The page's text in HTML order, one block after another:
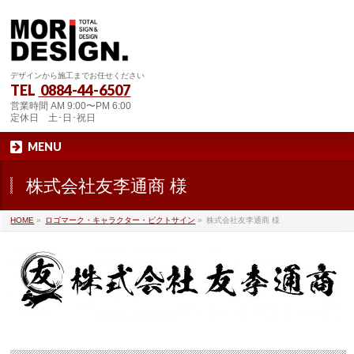
デザインから施工までお任せください
TEL 0884-44-6507
営業時間 AM 9:00〜PM 6:00
定休日 土･日･祝日
MENU
株式会社友李通商 様
HOME » ロゴマーク・キャラクター・ピクトサイン » 株式会社友李通商 様